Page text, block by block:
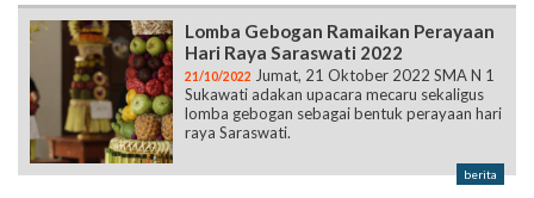
Lomba Gebogan Ramaikan Perayaan
Hari Raya Saraswati 2022
21/10/2022 Jumat, 21 Oktober 2022 SMA N 1
Sukawati adakan upacara mecaru sekaligus
lomba gebogan sebagai bentuk perayaan hari
raya Saraswati.
berita